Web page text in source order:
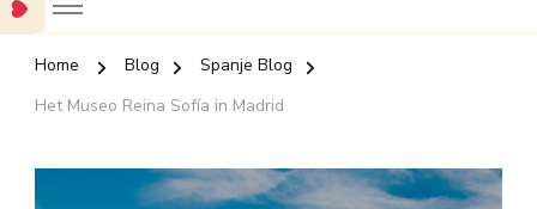
Home Blog
Spanje Blog
Het Museo Reina Sofía in Madrid